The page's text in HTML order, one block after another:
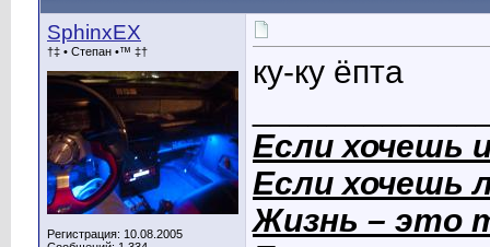
SphinxEX
†‡ • Степан •™ ‡†
Регистрация: 10.08.2005
ку-ку ёпта
Если хочешь
Если хочешь
Жизнь – это